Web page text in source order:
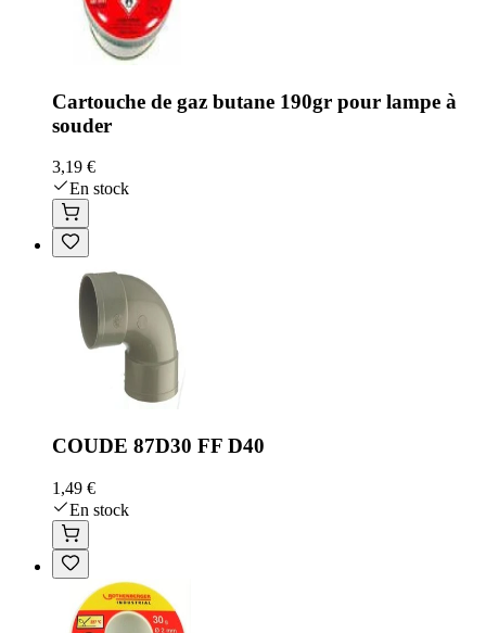
Cartouche de gaz butane 190gr pour lampe à
souder
3,19 €
En stock
COUDE 87D30 FF D40
1,49 €
En stock